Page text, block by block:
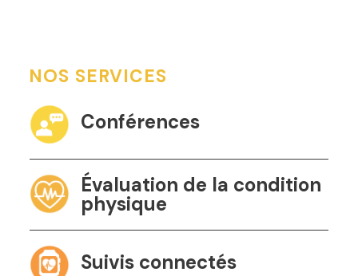
NOS SERVICES
Conférences
Évaluation de la condition
physique
Suivis connectés